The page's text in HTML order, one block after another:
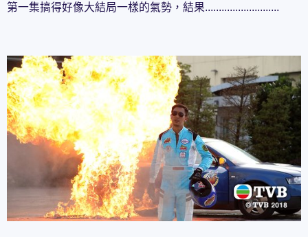
第一集搞得好像大結局一樣的氣勢，結果...........................